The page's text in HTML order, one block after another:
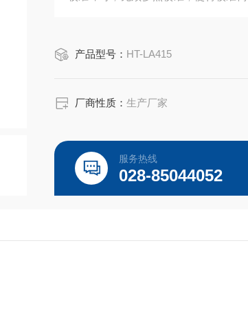
产品型号： HT-LA415
厂商性质：生产厂家
服务热线
028-85044052